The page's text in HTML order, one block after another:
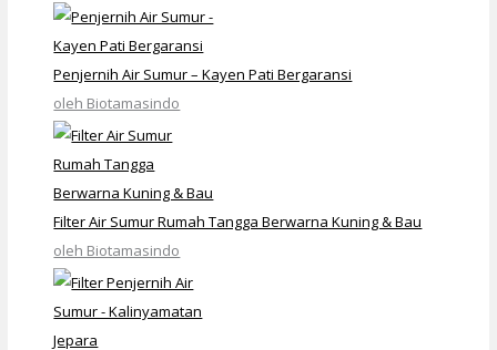
Penjernih Air Sumur – Kayen Pati Bergaransi
oleh Biotamasindo
Filter Air Sumur Rumah Tangga Berwarna Kuning & Bau
oleh Biotamasindo